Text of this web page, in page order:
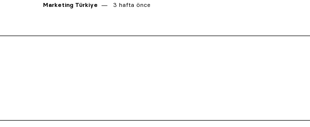
Marketing Türkiye 3 hafta önce